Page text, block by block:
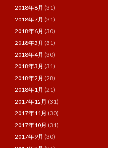
2018年8月 (31)
2018年7月 (31)
2018年6月 (30)
2018年5月 (31)
2018年4月 (30)
2018年3月 (31)
2018年2月 (28)
2018年1月 (21)
2017年12月 (31)
2017年11月 (30)
2017年10月 (31)
2017年9月 (30)